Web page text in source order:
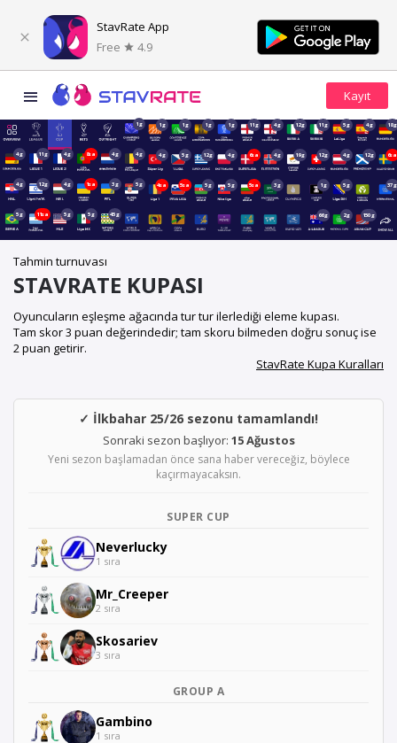
StavRate App
Free
4.9
1g 1g 1g 1g 1g 11g 4g 12g 11g 5g 4g 18g
4g 11g 4g 8sa 4g 4g 4g 5g 12g 4g 6sa 4g 19g 12g 4g 12g 6sa
4g 12g 4g 1sa 3g 5g 4sa 5sa 5g 5g 5sa 3g 1g 5g 37g
5g 11sa 5g 5g 45g 66g 2g 150g
Tahmin turnuvası
STAVRATE KUPASI
Oyuncuların eşleşme ağacında tur tur ilerlediği eleme kupası.
Tam skor 3 puan değerindedir; tam skoru bilmeden doğru sonuç ise
2 puan getirir.
StavRate Kupa Kuralları
✓ İlkbahar 25/26 sezonu tamamlandı!
Sonraki sezon başlıyor: 15 Ağustos
Yeni sezon başlamadan önce sana haber vereceğiz, böylece
kaçırmayacaksın.
SUPER CUP
Neverlucky
1 sıra
Mr_Creeper
2 sıra
Skosariev
3 sıra
GROUP A
Gambino
1 sıra